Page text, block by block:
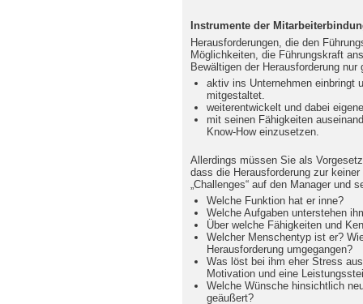
Instrumente der
Herausforderungen, die den
Möglichkeiten, die Führungskraft
Bewältigen der Herausforderung
aktiv ins Unternehmen einbringt
mitgestaltet.
weiterentwickelt und dabei
mit seinen Fähigkeiten
Know-How einzusetzen.
Allerdings müssen Sie als
dass die Herausforderung zur
„Challenges“ auf den Manager und
Welche Funktion hat er inne?
Welche Aufgaben unterstehen
Über welche Fähigkeiten und
Welcher Menschentyp ist er?
Herausforderung umgegangen?
Was löst bei ihm eher Stress
Motivation und eine
Welche Wünsche hinsichtlich
geäußert?